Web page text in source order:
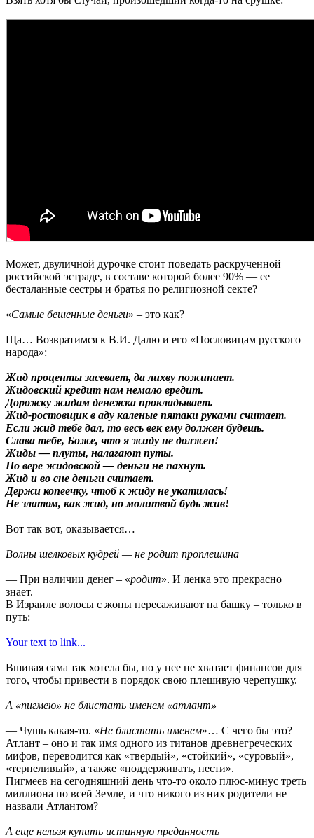
Может, двуличной дурочке стоит поведать раскрученной
российской эстраде, в составе которой более 90% — ее
бесталанные сестры и братья по религиозной секте?
«Самые бешенные деньги» – это как?
Ща… Возвратимся к В.И. Далю и его «Пословицам русского
народа»:
Жид проценты засевает, да лихву пожинает.
Жидовский кредит нам немало вредит.
Дорожку жидам денежка прокладывает.
Жид-ростовщик в аду каленые пятаки руками считает.
Если жид тебе дал, то весь век ему должен будешь.
Слава тебе, Боже, что я жиду не должен!
Жиды — плуты, налагают путы.
По вере жидовской — деньги не пахнут.
Жид и во сне деньги считает.
Держи копеечку, чтоб к жиду не укатилась!
Не златом, как жид, но молитвой будь жив!
Вот так вот, оказывается…
Волны шелковых кудрей — не родит проплешина
— При наличии денег – «родит». И ленка это прекрасно
знает.
В Израиле волосы с жопы пересаживают на башку – только в
путь:
Your text to link...
Вшивая сама так хотела бы, но у нее не хватает финансов для
того, чтобы привести в порядок свою плешивую черепушку.
А «пигмею» не блистать именем «атлант»
— Чушь какая-то. «Не блистать именем»… С чего бы это?
Атлант – оно и так имя одного из титанов древнегреческих
мифов, переводится как «твердый», «стойкий», «суровый»,
«терпеливый», а также «поддерживать, нести».
Пигмеев на сегодняшний день что-то около плюс-минус треть
миллиона по всей Земле, и что никого из них родители не
назвали Атлантом?
А еще нельзя купить истинную преданность